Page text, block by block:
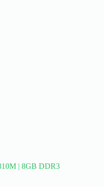
| 8GB DDR3